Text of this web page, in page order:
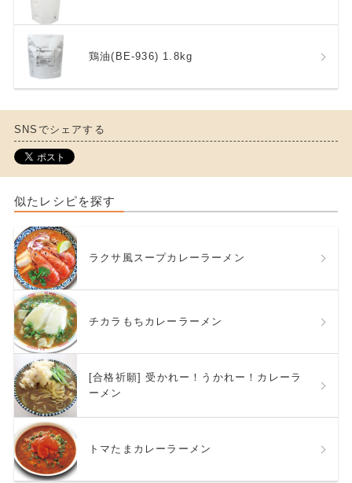
鶏油(BE-936) 1.8kg
SNSでシェアする
似たレシピを探す
ラクサ風スープカレーラーメン
チカラもちカレーラーメン
[合格祈願] 受かれー！うかれー！カレーラ
ーメン
トマたまカレーラーメン